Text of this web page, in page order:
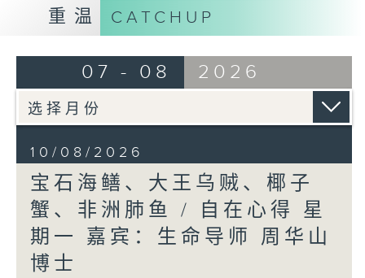
重温 CATCHUP
07 - 08 2026
10/08/2026
宝石海鳝、大王乌贼、椰子
蟹、非洲肺鱼 / 自在心得 星
期一 嘉宾：生命导师 周华山
博士